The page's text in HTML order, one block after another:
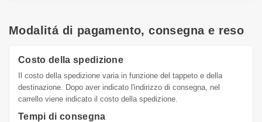
Modalitá di pagamento, consegna e reso
Costo della spedizione
Il costo della spedizione varia in funzione del tappeto e della
destinazione. Dopo aver indicato l'indirizzo di consegna, nel
carrello viene indicato il costo della spedizione.
Tempi di consegna